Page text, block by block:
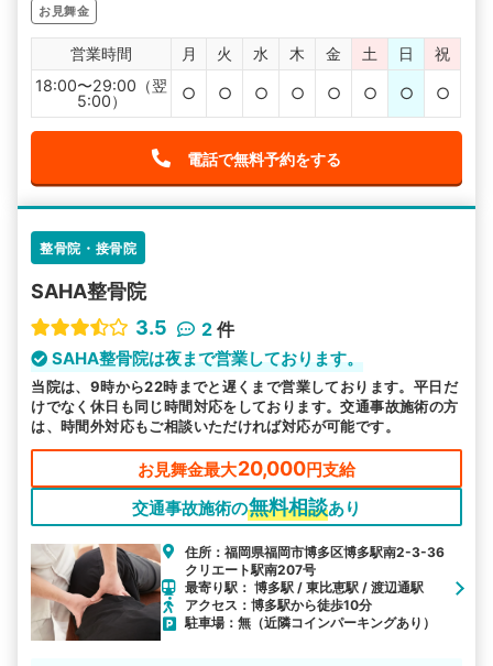
お見舞金
営業時間 月 火 水 木 金 土 日
祝
18:00〜29:00（翌
5:00）
○ ○ ○ ○ ○ ○ ○ ○
電話で無料予約をする
整骨院・接骨院
SAHA整骨院
3.5
2 件
SAHA整骨院は夜まで営業しております。
当院は、9時から22時までと遅くまで営業しております。平日だ
けでなく休日も同じ時間対応をしております。交通事故施術の方
は、時間外対応もご相談いただければ対応が可能です。
お見舞金最大20,000円支給
交通事故施術の無料相談あり
住所：福岡県福岡市博多区博多駅南2-3-36
クリエート駅南207号
最寄り駅： 博多駅 / 東比恵駅 / 渡辺通駅
アクセス：博多駅から徒歩10分
駐車場：無（近隣コインパーキングあり）